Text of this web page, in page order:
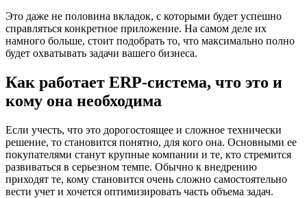
Это даже не половина вкладок, с которыми будет успешно
справляться конкретное приложение. На самом деле их
намного больше, стоит подобрать то, что максимально полно
будет охватывать задачи вашего бизнеса.
Как работает ERP-система, что это и
кому она необходима
Если учесть, что это дорогостоящее и сложное технически
решение, то становится понятно, для кого она. Основными ее
покупателями станут крупные компании и те, кто стремится
развиваться в серьезном темпе. Обычно к внедрению
приходят те, кому становится очень сложно самостоятельно
вести учет и хочется оптимизировать часть объема задач.